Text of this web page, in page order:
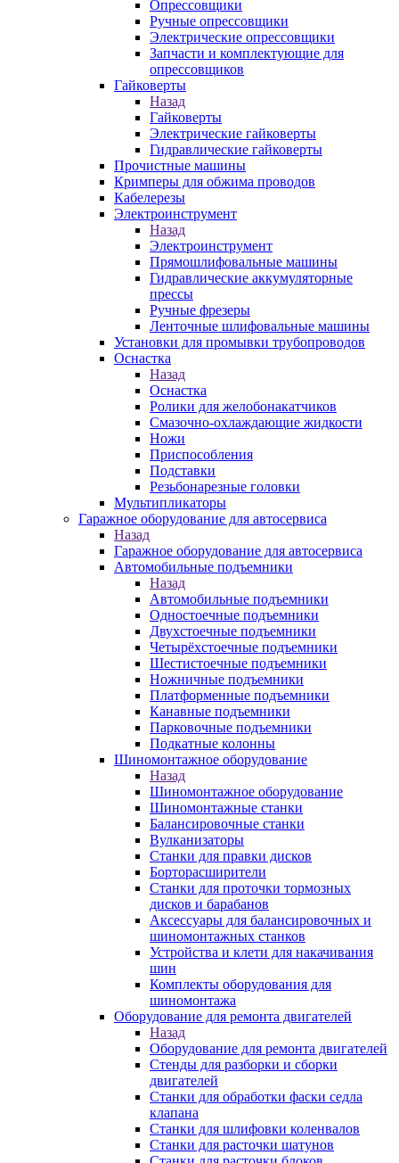
Опрессовщики
Ручные опрессовщики
Электрические опрессовщики
Запчасти и комплектующие для
опрессовщиков
Гайковерты
Назад
Гайковерты
Электрические гайковерты
Гидравлические гайковерты
Прочистные машины
Кримперы для обжима проводов
Кабелерезы
Электроинструмент
Назад
Электроинструмент
Прямошлифовальные машины
Гидравлические аккумуляторные
прессы
Ручные фрезеры
Ленточные шлифовальные машины
Установки для промывки трубопроводов
Оснастка
Назад
Оснастка
Ролики для желобонакатчиков
Смазочно-охлаждающие жидкости
Ножи
Приспособления
Подставки
Резьбонарезные головки
Мультипликаторы
Гаражное оборудование для автосервиса
Назад
Гаражное оборудование для автосервиса
Автомобильные подъемники
Назад
Автомобильные подъемники
Одностоечные подъемники
Двухстоечные подъемники
Четырёхстоечные подъемники
Шестистоечные подъемники
Ножничные подъемники
Платформенные подъемники
Канавные подъемники
Парковочные подъемники
Подкатные колонны
Шиномонтажное оборудование
Назад
Шиномонтажное оборудование
Шиномонтажные станки
Балансировочные станки
Вулканизаторы
Станки для правки дисков
Борторасширители
Станки для проточки тормозных
дисков и барабанов
Аксессуары для балансировочных и
шиномонтажных станков
Устройства и клети для накачивания
шин
Комплекты оборудования для
шиномонтажа
Оборудование для ремонта двигателей
Назад
Оборудование для ремонта двигателей
Стенды для разборки и сборки
двигателей
Станки для обработки фаски седла
клапана
Станки для шлифовки коленвалов
Станки для расточки шатунов